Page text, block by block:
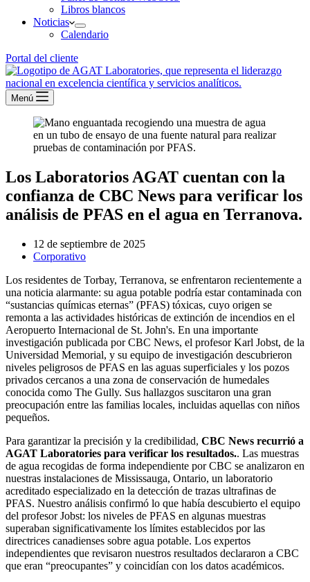
Libros blancos
Noticias
Calendario
Portal del cliente
Menú
Los Laboratorios AGAT cuentan con la
confianza de CBC News para verificar los
análisis de PFAS en el agua en Terranova.
12 de septiembre de 2025
Corporativo
Los residentes de Torbay, Terranova, se enfrentaron recientemente a
una noticia alarmante: su agua potable podría estar contaminada con
“sustancias químicas eternas” (PFAS) tóxicas, cuyo origen se
remonta a las actividades históricas de extinción de incendios en el
Aeropuerto Internacional de St. John's. En una importante
investigación publicada por CBC News, el profesor Karl Jobst, de la
Universidad Memorial, y su equipo de investigación descubrieron
niveles peligrosos de PFAS en las aguas superficiales y los pozos
privados cercanos a una zona de conservación de humedales
conocida como The Gully. Sus hallazgos suscitaron una gran
preocupación entre las familias locales, incluidas aquellas con niños
pequeños.
Para garantizar la precisión y la credibilidad, CBC News recurrió a
AGAT Laboratories para verificar los resultados.. Las muestras
de agua recogidas de forma independiente por CBC se analizaron en
nuestras instalaciones de Mississauga, Ontario, un laboratorio
acreditado especializado en la detección de trazas ultrafinas de
PFAS. Nuestro análisis confirmó lo que había descubierto el equipo
del profesor Jobst: los niveles de PFAS en algunas muestras
superaban significativamente los límites establecidos por las
directrices canadienses sobre agua potable. Los expertos
independientes que revisaron nuestros resultados declararon a CBC
que eran “preocupantes” y coincidían con los datos académicos.